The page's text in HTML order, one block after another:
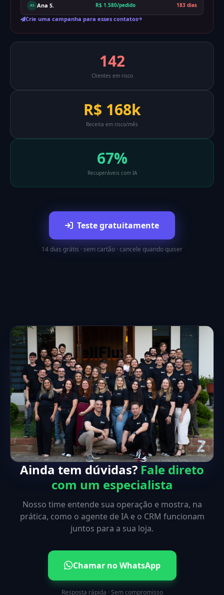
AS Ana S. R$ 1.580/pedido 183 dias
Crie uma campanha para esses contatos
142
Clientes em risco
R$ 168k
Receita em risco/mês
67%
Recuperáveis com IA
Teste gratuitamente
14 dias grátis · sem cartão · cancele quando quiser
Ainda tem dúvidas? Fale direto
com um especialista
Nosso time entende sua operação e mostra, na
prática, como o agente de IA e o CRM funcionam
juntos para a sua loja.
Chamar no WhatsApp
Resposta rápida · Sem compromisso